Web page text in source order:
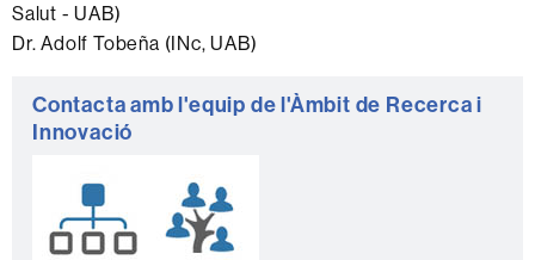
Salut - UAB)
Dr. Adolf Tobeña (INc, UAB)
Informació
complementària
Contacta amb l'equip de l'Àmbit de Recerca i
Innovació